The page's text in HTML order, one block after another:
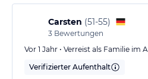
Carsten (51-55)
3 Bewertungen
Vor 1 Jahr • Verreist als Familie im
Verifizierter Aufenthalt